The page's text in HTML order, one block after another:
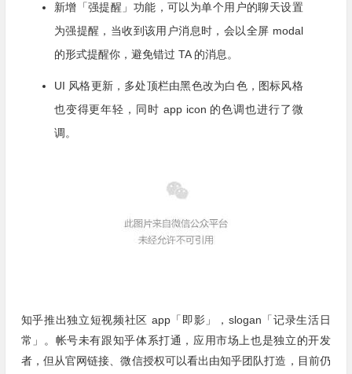
新增「强提醒」功能，可以为单个用户的聊天设置
为强提醒，当收到该用户消息时，会以全屏 modal
的形式提醒你，避免错过 TA 的消息。
UI 风格更新，多处顶栏由黑色改为白色，图标风格
也变得更年轻，同时 app icon 的色调也进行了微
调。
知乎推出独立短视频社区 app「即影」，slogan「记录生活日
常」。帐号未有跟知乎体系打通，应用市场上也是独立的开发
者，但从官网链接、微信授权可以看出由知乎团队打造，目前仍